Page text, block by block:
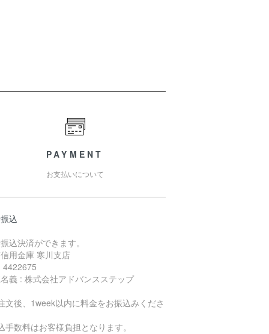
PAYMENT
お支払いについて
込
込決済ができます。
用金庫 寒川支店
4422675
義 : 株式会社アドバンスステップ
文後、1week以内に料金をお振込みくださ
手数料はお客様負担となります。